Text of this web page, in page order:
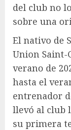
del club no
sobre una
El nativo de
Union
verano de
hasta el
entrenador
llevó al club
su primera